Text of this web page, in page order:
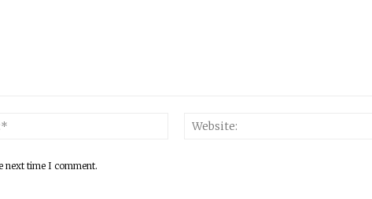
Email:*
next time I comment.